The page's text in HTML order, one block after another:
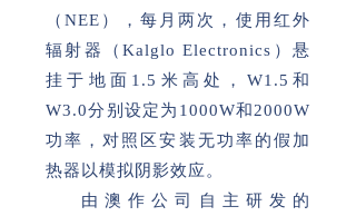
（NEE），每月两次，使用红外
辐射器（Kalglo Electronics）悬
挂于地面1.5米高处，W1.5和
W3.0分别设定为1000W和2000W
功率，对照区安装无功率的假加
热器以模拟阴影效应。
由澳作公司自主研发的